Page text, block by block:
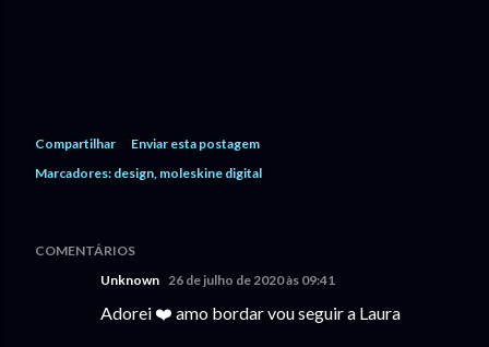
Compartilhar
Enviar esta postagem
Marcadores: design moleskine digital
COMENTÁRIOS
Unknown 26 de julho de 2020 às 09:41
Adorei ❤️ amo bordar vou seguir a Laura